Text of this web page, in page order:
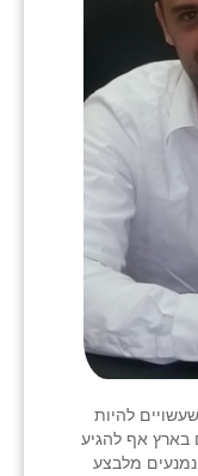
להיות
בארץ אף להגיע
נמנעים מלבצע